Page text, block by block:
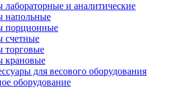
лабораторные и аналитические
напольные
порционные
счетные
торговые
крановые
для весового оборудования
оборудование